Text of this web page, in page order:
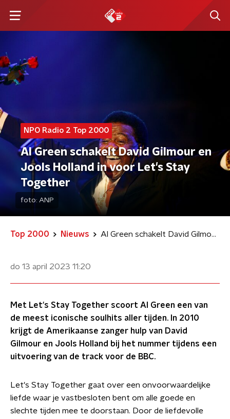
NPO Radio 2 Top 2000
Al Green schakelt David Gilmour en
Jools Holland in voor Let's Stay
Together
foto: ANP
Top 2000 Nieuws Al Green schakelt David Gilmour en Jools Holland in voor Let's Stay Together
do 13 april 2023 11:20
Met Let's Stay Together scoort Al Green een van
de meest iconische soulhits aller tijden. In 2010
krijgt de Amerikaanse zanger hulp van David
Gilmour en Jools Holland bij het nummer tijdens een
uitvoering van de track voor de BBC.
Let's Stay Together gaat over een onvoorwaardelijke
liefde waar je vastbesloten bent om alle goede en
slechte tijden mee te doorstaan. Door de liefdevolle